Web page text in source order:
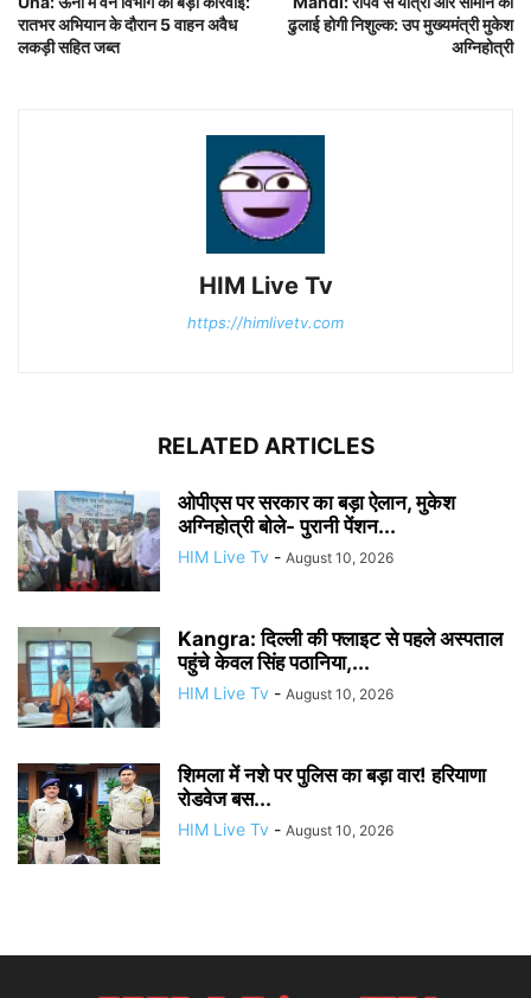
रातभर अभियान के दौरान 5 वाहन अवैध
लकड़ी सहित जब्त
ढुलाई होगी निशुल्क: उप मुख्यमंत्री मुकेश
अग्निहोत्री
HIM Live Tv
https://himlivetv.com
RELATED ARTICLES
ओपीएस पर सरकार का बड़ा ऐलान, मुकेश
अग्निहोत्री बोले- पुरानी पेंशन...
HIM Live Tv - August 10, 2026
Kangra: दिल्ली की फ्लाइट से पहले अस्पताल
पहुंचे केवल सिंह पठानिया,...
HIM Live Tv - August 10, 2026
शिमला में नशे पर पुलिस का बड़ा वार! हरियाणा
रोडवेज बस...
HIM Live Tv - August 10, 2026